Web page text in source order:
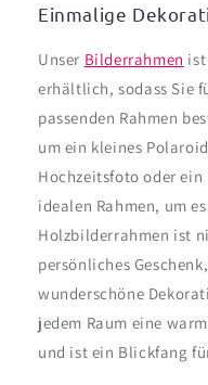
Einmalige
Unser Bilderrahmen
erhältlich, sodass Sie
passenden Rahmen
um ein kleines
Hochzeitsfoto oder
idealen Rahmen, um
Holzbilderrahmen ist
persönliches
wunderschöne
jedem Raum eine
und ist ein Blickfang